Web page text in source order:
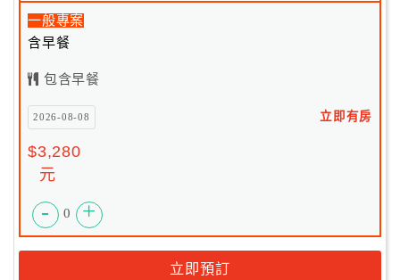
一般專案
含早餐
包含早餐
2026-08-08 立即有房
$3,280
元
- 0 +
立即預訂